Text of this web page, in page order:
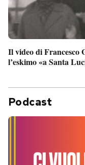
Il video di Francesco
l’eskimo «a Santa
Podcast